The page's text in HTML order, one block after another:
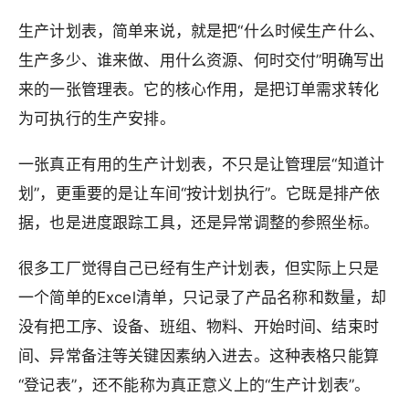
生产计划表，简单来说，就是把“什么时候生产什么、
生产多少、谁来做、用什么资源、何时交付”明确写出
来的一张管理表。它的核心作用，是把订单需求转化
为可执行的生产安排。
一张真正有用的生产计划表，不只是让管理层“知道计
划”，更重要的是让车间“按计划执行”。它既是排产依
据，也是进度跟踪工具，还是异常调整的参照坐标。
很多工厂觉得自己已经有生产计划表，但实际上只是
一个简单的Excel清单，只记录了产品名称和数量，却
没有把工序、设备、班组、物料、开始时间、结束时
间、异常备注等关键因素纳入进去。这种表格只能算
“登记表”，还不能称为真正意义上的“生产计划表”。